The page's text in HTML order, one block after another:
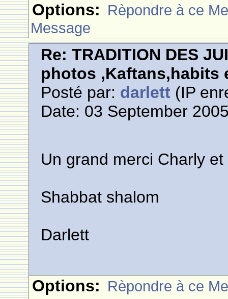
Options: Rèpondre à ce
Message
Re: TRADITION DES
photos ,Kaftans,habits
Posté par: darlett (IP
Date: 03 September
Un grand merci Charly
Shabbat shalom
Darlett
Options: Rèpondre à ce